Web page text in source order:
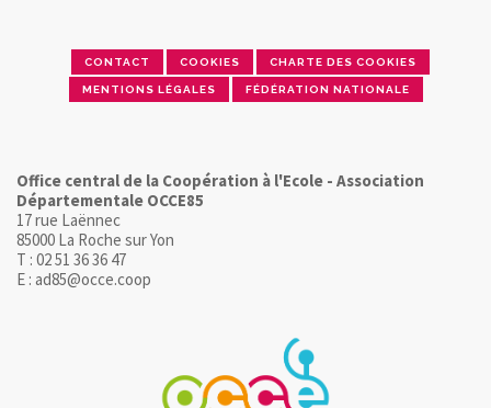
CONTACT COOKIES CHARTE DES COOKIES
MENTIONS LÉGALES FÉDÉRATION NATIONALE
Office central de la Coopération à l'Ecole - Association
Départementale OCCE85
17 rue Laënnec
85000 La Roche sur Yon
T : 02 51 36 36 47
E : ad85@occe.coop